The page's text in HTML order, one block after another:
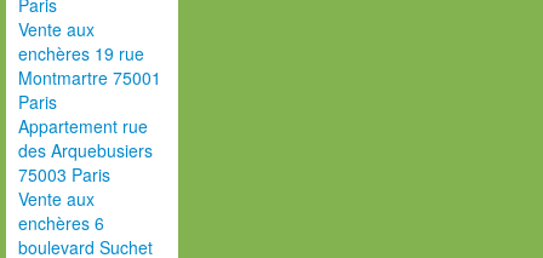
Paris
Vente aux
enchères 19 rue
Montmartre 75001
Paris
Appartement rue
des Arquebusiers
75003 Paris
Vente aux
enchères 6
boulevard Suchet